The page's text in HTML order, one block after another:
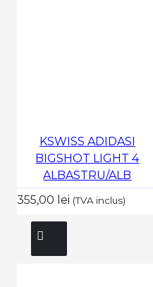
KSWISS ADIDASI
BIGSHOT LIGHT 4
ALBASTRU/ALB
355,00 lei (TVA inclus)